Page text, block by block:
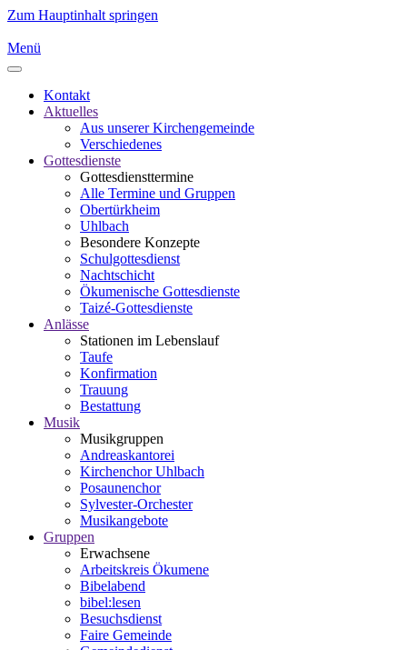
Zum Hauptinhalt springen
Menü
Kontakt
Aktuelles
Aus unserer Kirchengemeinde
Verschiedenes
Gottesdienste
Gottesdiensttermine
Alle Termine und Gruppen
Obertürkheim
Uhlbach
Besondere Konzepte
Schulgottesdienst
Nachtschicht
Ökumenische Gottesdienste
Taizé-Gottesdienste
Anlässe
Stationen im Lebenslauf
Taufe
Konfirmation
Trauung
Bestattung
Musik
Musikgruppen
Andreaskantorei
Kirchenchor Uhlbach
Posaunenchor
Sylvester-Orchester
Musikangebote
Gruppen
Erwachsene
Arbeitskreis Ökumene
Bibelabend
bibel:lesen
Besuchsdienst
Faire Gemeinde